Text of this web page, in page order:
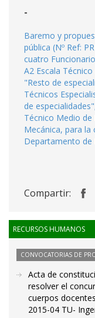
-
Baremo y
pública (Nº Ref:
cuatro
A2 Escala
"Resto de
Técnicos
de
Técnico Medio
Mecánica, para
Departamento de
Compartir:
RECURSOS HUMANOS
CONVOCATORIAS DE
Acta de
resolver el
cuerpos
2015-04 TU-